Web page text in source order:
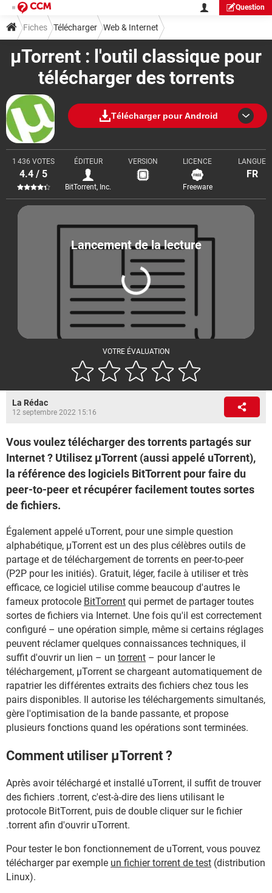
Question
µTorrent : l'outil classique pour
télécharger des torrents
Télécharger pour Android
VOTRE ÉVALUATION
1 436 VOTES
4.4 / 5
ÉDITEUR
BitTorrent, Inc.
VERSION LICENCE
Freeware
LANGUE
FR
Fiches Télécharger Web & Internet
Téléchargement & Transfert
La Rédac
12 septembre 2022 15:16
Vous voulez télécharger des torrents partagés sur
Internet ? Utilisez µTorrent (aussi appelé uTorrent),
la référence des logiciels BitTorrent pour faire du
peer-to-peer et récupérer facilement toutes sortes
de fichiers.
Également appelé uTorrent, pour une simple question
alphabétique, µTorrent est un des plus célèbres outils de
partage et de téléchargement de torrents en peer-to-peer
(P2P pour les initiés). Gratuit, léger, facile à utiliser et très
efficace, ce logiciel utilise comme beaucoup d'autres le
fameux protocole BitTorrent qui permet de partager toutes
sortes de fichiers via Internet. Une fois qu'il est correctement
configuré – une opération simple, même si certains réglages
peuvent réclamer quelques connaissances techniques, il
suffit d'ouvrir un lien – un torrent – pour lancer le
téléchargement, µTorrent se chargeant automatiquement de
rapatrier les différentes extraits des fichiers chez tous les
pairs disponibles. Il autorise les téléchargements simultanés,
gère l'optimisation de la bande passante, et propose
plusieurs fonctions quand les opérations sont terminées.
Comment utiliser µTorrent ?
Après avoir téléchargé et installé uTorrent, il suffit de trouver
des fichiers .torrent, c'est-à-dire des liens utilisant le
protocole BitTorrent, puis de double cliquer sur le fichier
.torrent afin d'ouvrir uTorrent.
Pour tester le bon fonctionnement de uTorrent, vous pouvez
télécharger par exemple un fichier torrent de test (distribution
Linux).